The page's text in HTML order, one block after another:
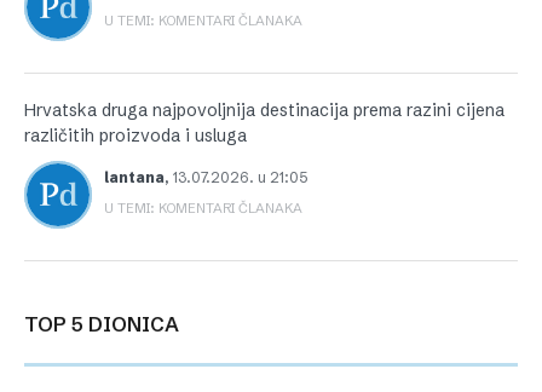
U TEMI: KOMENTARI ČLANAKA
Hrvatska druga najpovoljnija destinacija prema razini cijena
različitih proizvoda i usluga
lantana, 13.07.2026. u 21:05
U TEMI: KOMENTARI ČLANAKA
TOP 5 DIONICA